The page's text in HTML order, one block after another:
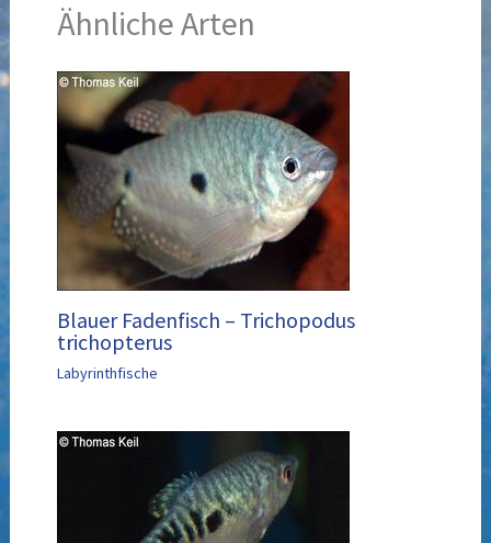
Ähnliche Arten
Blauer Fadenfisch – Trichopodus
trichopterus
Labyrinthfische